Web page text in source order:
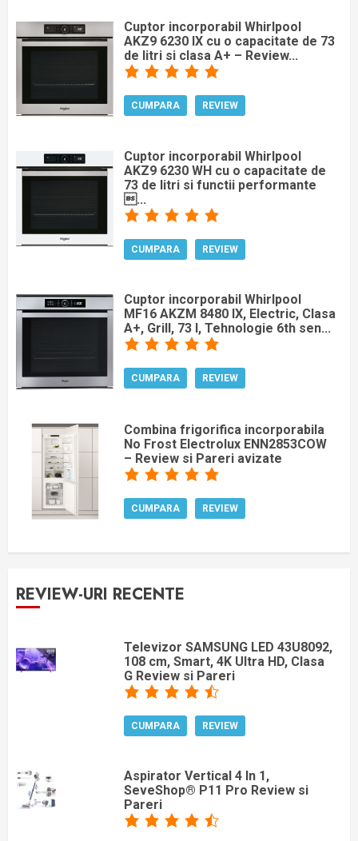
Cuptor incorporabil Whirlpool
AKZ9 6230 IX cu o capacitate de 73
de litri si clasa A+ – Review...
CUMPARA REVIEW
Cuptor incorporabil Whirlpool
AKZ9 6230 WH cu o capacitate de
73 de litri si functii performante
...
CUMPARA REVIEW
Cuptor incorporabil Whirlpool
MF16 AKZM 8480 IX, Electric, Clasa
A+, Grill, 73 l, Tehnologie 6th sen...
CUMPARA REVIEW
Combina frigorifica incorporabila
No Frost Electrolux ENN2853COW
– Review si Pareri avizate
CUMPARA REVIEW
REVIEW-URI RECENTE
Televizor SAMSUNG LED 43U8092,
108 cm, Smart, 4K Ultra HD, Clasa
G Review si Pareri
CUMPARA REVIEW
Aspirator Vertical 4 In 1,
SeveShop® P11 Pro Review si
Pareri